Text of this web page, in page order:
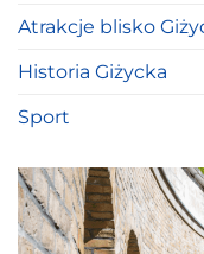
Atrakcje blisko
Historia Giżycka
Sport